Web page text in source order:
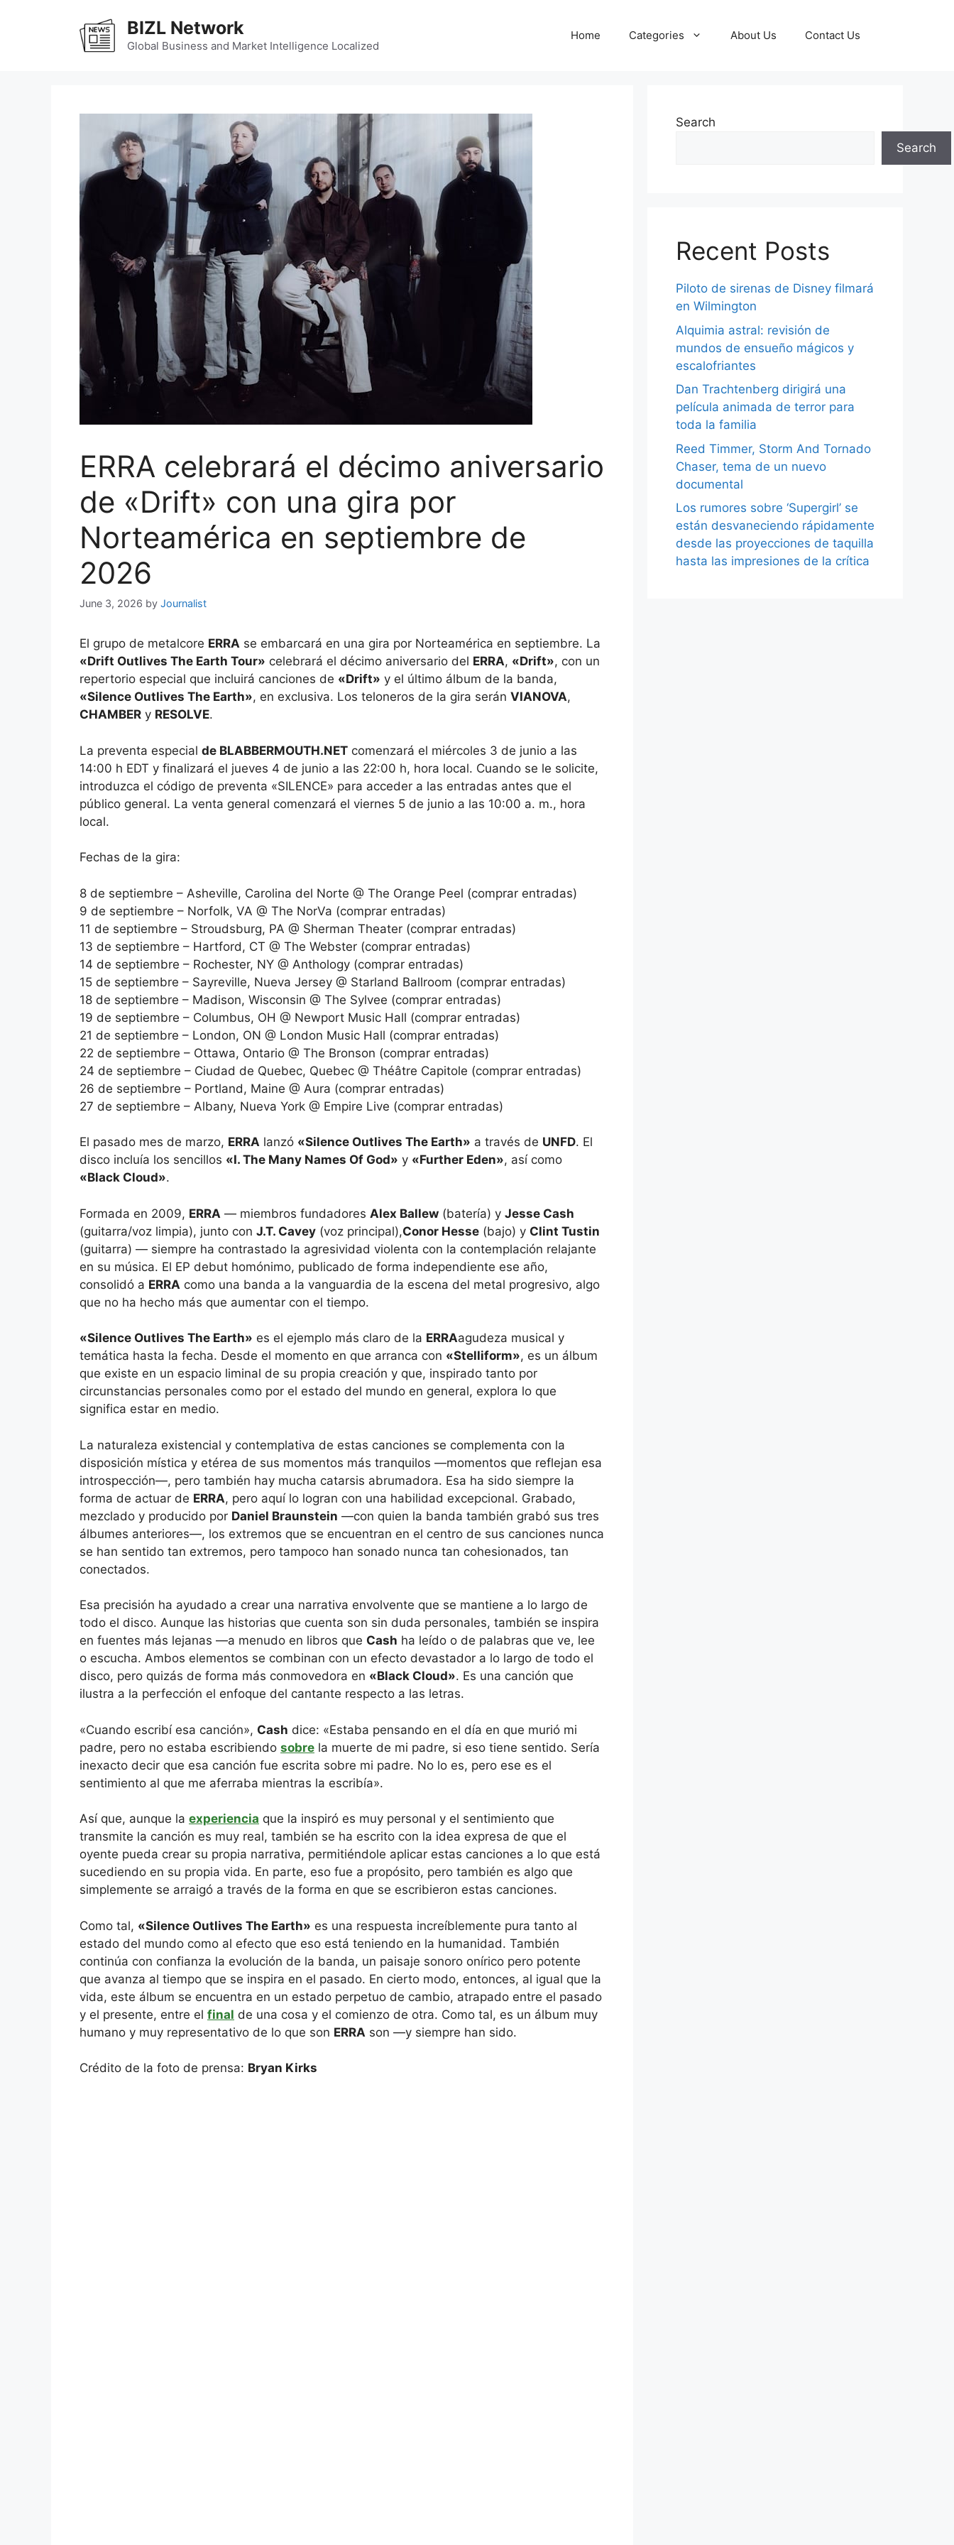
BIZL Network
Global Business and Market Intelligence Localized
Home Categories About Us Contact Us
ERRA celebrará el décimo aniversario
de «Drift» con una gira por
Norteamérica en septiembre de
2026
June 3, 2026 by Journalist
El grupo de metalcore ERRA se embarcará en una gira por Norteamérica en septiembre. La
«Drift Outlives The Earth Tour» celebrará el décimo aniversario del ERRA, «Drift», con un
repertorio especial que incluirá canciones de «Drift» y el último álbum de la banda,
«Silence Outlives The Earth», en exclusiva. Los teloneros de la gira serán VIANOVA,
CHAMBER y RESOLVE.
La preventa especial de BLABBERMOUTH.NET comenzará el miércoles 3 de junio a las
14:00 h EDT y finalizará el jueves 4 de junio a las 22:00 h, hora local. Cuando se le solicite,
introduzca el código de preventa «SILENCE» para acceder a las entradas antes que el
público general. La venta general comenzará el viernes 5 de junio a las 10:00 a. m., hora
local.
Fechas de la gira:
8 de septiembre – Asheville, Carolina del Norte @ The Orange Peel (comprar entradas)
9 de septiembre – Norfolk, VA @ The NorVa (comprar entradas)
11 de septiembre – Stroudsburg, PA @ Sherman Theater (comprar entradas)
13 de septiembre – Hartford, CT @ The Webster (comprar entradas)
14 de septiembre – Rochester, NY @ Anthology (comprar entradas)
15 de septiembre – Sayreville, Nueva Jersey @ Starland Ballroom (comprar entradas)
18 de septiembre – Madison, Wisconsin @ The Sylvee (comprar entradas)
19 de septiembre – Columbus, OH @ Newport Music Hall (comprar entradas)
21 de septiembre – London, ON @ London Music Hall (comprar entradas)
22 de septiembre – Ottawa, Ontario @ The Bronson (comprar entradas)
24 de septiembre – Ciudad de Quebec, Quebec @ Théâtre Capitole (comprar entradas)
26 de septiembre – Portland, Maine @ Aura (comprar entradas)
27 de septiembre – Albany, Nueva York @ Empire Live (comprar entradas)
El pasado mes de marzo, ERRA lanzó «Silence Outlives The Earth» a través de UNFD. El
disco incluía los sencillos «I. The Many Names Of God» y «Further Eden», así como
«Black Cloud».
Formada en 2009, ERRA — miembros fundadores Alex Ballew (batería) y Jesse Cash
(guitarra/voz limpia), junto con J.T. Cavey (voz principal),Conor Hesse (bajo) y Clint Tustin
(guitarra) — siempre ha contrastado la agresividad violenta con la contemplación relajante
en su música. El EP debut homónimo, publicado de forma independiente ese año,
consolidó a ERRA como una banda a la vanguardia de la escena del metal progresivo, algo
que no ha hecho más que aumentar con el tiempo.
«Silence Outlives The Earth» es el ejemplo más claro de la ERRAagudeza musical y
temática hasta la fecha. Desde el momento en que arranca con «Stelliform», es un álbum
que existe en un espacio liminal de su propia creación y que, inspirado tanto por
circunstancias personales como por el estado del mundo en general, explora lo que
significa estar en medio.
La naturaleza existencial y contemplativa de estas canciones se complementa con la
disposición mística y etérea de sus momentos más tranquilos —momentos que reflejan esa
introspección—, pero también hay mucha catarsis abrumadora. Esa ha sido siempre la
forma de actuar de ERRA, pero aquí lo logran con una habilidad excepcional. Grabado,
mezclado y producido por Daniel Braunstein —con quien la banda también grabó sus tres
álbumes anteriores—, los extremos que se encuentran en el centro de sus canciones nunca
se han sentido tan extremos, pero tampoco han sonado nunca tan cohesionados, tan
conectados.
Esa precisión ha ayudado a crear una narrativa envolvente que se mantiene a lo largo de
todo el disco. Aunque las historias que cuenta son sin duda personales, también se inspira
en fuentes más lejanas —a menudo en libros que Cash ha leído o de palabras que ve, lee
o escucha. Ambos elementos se combinan con un efecto devastador a lo largo de todo el
disco, pero quizás de forma más conmovedora en «Black Cloud». Es una canción que
ilustra a la perfección el enfoque del cantante respecto a las letras.
«Cuando escribí esa canción», Cash dice: «Estaba pensando en el día en que murió mi
padre, pero no estaba escribiendo sobre la muerte de mi padre, si eso tiene sentido. Sería
inexacto decir que esa canción fue escrita sobre mi padre. No lo es, pero ese es el
sentimiento al que me aferraba mientras la escribía».
Así que, aunque la experiencia que la inspiró es muy personal y el sentimiento que
transmite la canción es muy real, también se ha escrito con la idea expresa de que el
oyente pueda crear su propia narrativa, permitiéndole aplicar estas canciones a lo que está
sucediendo en su propia vida. En parte, eso fue a propósito, pero también es algo que
simplemente se arraigó a través de la forma en que se escribieron estas canciones.
Como tal, «Silence Outlives The Earth» es una respuesta increíblemente pura tanto al
estado del mundo como al efecto que eso está teniendo en la humanidad. También
continúa con confianza la evolución de la banda, un paisaje sonoro onírico pero potente
que avanza al tiempo que se inspira en el pasado. En cierto modo, entonces, al igual que la
vida, este álbum se encuentra en un estado perpetuo de cambio, atrapado entre el pasado
y el presente, entre el final de una cosa y el comienzo de otra. Como tal, es un álbum muy
humano y muy representativo de lo que son ERRA son —y siempre han sido.
Crédito de la foto de prensa: Bryan Kirks
Search
Search
Recent Posts
Piloto de sirenas de Disney filmará
en Wilmington
Alquimia astral: revisión de
mundos de ensueño mágicos y
escalofriantes
Dan Trachtenberg dirigirá una
película animada de terror para
toda la familia
Reed Timmer, Storm And Tornado
Chaser, tema de un nuevo
documental
Los rumores sobre ‘Supergirl’ se
están desvaneciendo rápidamente
desde las proyecciones de taquilla
hasta las impresiones de la crítica